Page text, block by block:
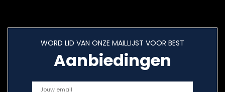
WORD LID VAN ONZE MAILLIJST VOOR BEST
Aanbiedingen